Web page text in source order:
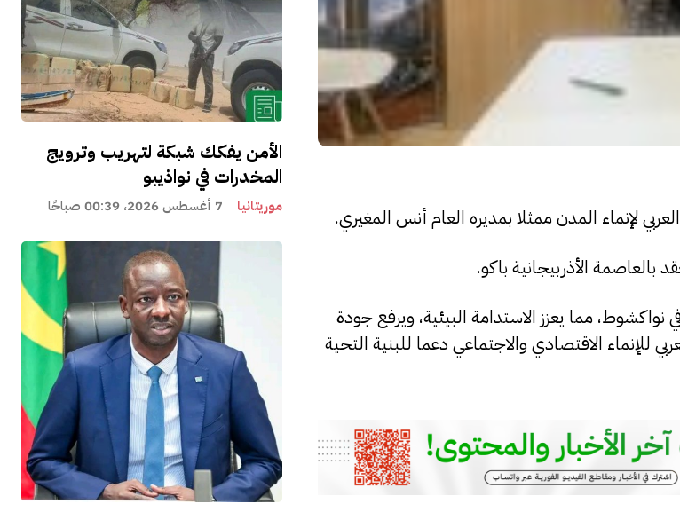
الأمن يفكك شبكة لتهريب وترويج
المخدرات في نواذيبو
موريتانيا 7 أغسطس 2026، 00:39 صباحًا
لإنماء المدن ممثلا بمديره العام أنس المغيري.
الأذربيجانية باكو.
مما يعزز الاستدامة البيئية، ويرفع جودة
للإنماء الاقتصادي والاجتماعي دعما للبنية التحية